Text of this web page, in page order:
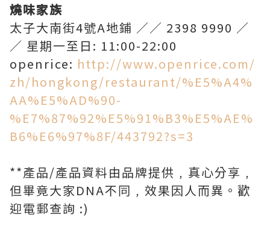
燒味家族
太子大南街4號A地鋪 ／／ 2398 9990 ／
／ 星期一至日: 11:00-22:00
openrice: http://www.openrice.com/
zh/hongkong/restaurant/%E5%A4%
AA%E5%AD%90-
%E7%87%92%E5%91%B3%E5%AE%
B6%E6%97%8F/443792?s=3
**產品/產品資料由品牌提供﹐真心分享﹐
但畢竟大家DNA不同﹐效果因人而異。歡
迎電郵查詢 :)